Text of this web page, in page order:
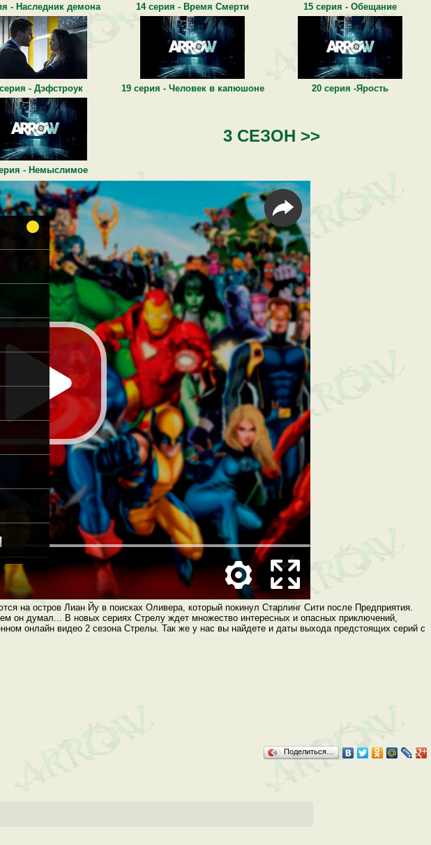
- Наследник демона 14 серия - Время Смерти 15 серия - Обещание
- Дэфстроук 19 серия - Человек в капюшоне 20 серия -Ярость
3 СЕЗОН >>
- Немыслимое
на остров Лиан Йу в поисках Оливера, который покинул Старлинг Сити после Предприятия.
он думал... В новых сериях Стрелу ждет множество интересных и опасных приключений,
онлайн видео 2 сезона Стрелы. Так же у нас вы найдете и даты выхода предстоящих серий с
Поделиться…